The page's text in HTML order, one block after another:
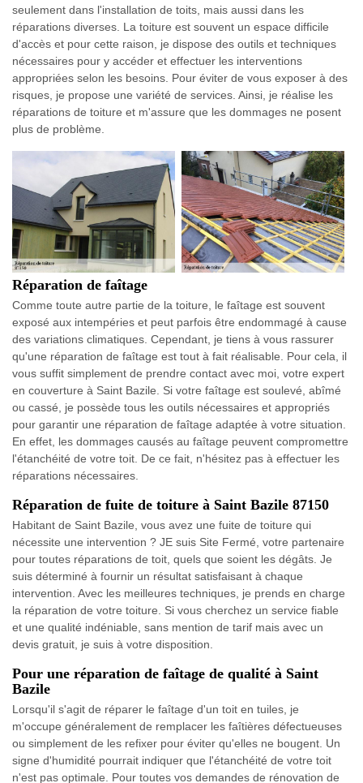
seulement dans l'installation de toits, mais aussi dans les
réparations diverses. La toiture est souvent un espace difficile
d'accès et pour cette raison, je dispose des outils et techniques
nécessaires pour y accéder et effectuer les interventions
appropriées selon les besoins. Pour éviter de vous exposer à des
risques, je propose une variété de services. Ainsi, je réalise les
réparations de toiture et m'assure que les dommages ne posent
plus de problème.
Réparation de faîtage
Comme toute autre partie de la toiture, le faîtage est souvent
exposé aux intempéries et peut parfois être endommagé à cause
des variations climatiques. Cependant, je tiens à vous rassurer
qu'une réparation de faîtage est tout à fait réalisable. Pour cela, il
vous suffit simplement de prendre contact avec moi, votre expert
en couverture à Saint Bazile. Si votre faîtage est soulevé, abîmé
ou cassé, je possède tous les outils nécessaires et appropriés
pour garantir une réparation de faîtage adaptée à votre situation.
En effet, les dommages causés au faîtage peuvent compromettre
l'étanchéité de votre toit. De ce fait, n'hésitez pas à effectuer les
réparations nécessaires.
Réparation de fuite de toiture à Saint Bazile 87150
Habitant de Saint Bazile, vous avez une fuite de toiture qui
nécessite une intervention ? JE suis Site Fermé, votre partenaire
pour toutes réparations de toit, quels que soient les dégâts. Je
suis déterminé à fournir un résultat satisfaisant à chaque
intervention. Avec les meilleures techniques, je prends en charge
la réparation de votre toiture. Si vous cherchez un service fiable
et une qualité indéniable, sans mention de tarif mais avec un
devis gratuit, je suis à votre disposition.
Pour une réparation de faîtage de qualité à Saint
Bazile
Lorsqu'il s'agit de réparer le faîtage d'un toit en tuiles, je
m'occupe généralement de remplacer les faîtières défectueuses
ou simplement de les refixer pour éviter qu'elles ne bougent. Un
signe d'humidité pourrait indiquer que l'étanchéité de votre toit
n'est pas optimale. Pour toutes vos demandes de rénovation de